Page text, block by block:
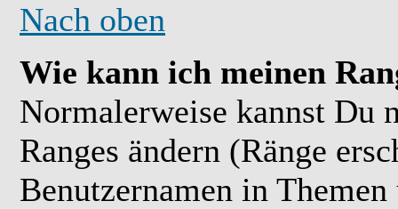
Nach oben
Wie kann ich meinen
Normalerweise kannst Du
Ranges ändern (Ränge
Benutzernamen in